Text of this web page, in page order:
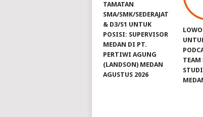
TAMATAN
SMA/SMK/SEDERAJAT
& D3/S1 UNTUK
POSISI: SUPERVISOR
MEDAN DI PT.
PERTIWI AGUNG
(LANDSON) MEDAN
AGUSTUS 2026